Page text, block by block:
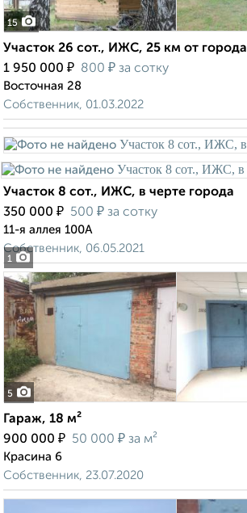
15
Участок 26 сот., ИЖС, 25 км от города
1 950 000 ₽ 800 ₽ за сотку
Восточная 28
Собственник, 01.03.2022
1
Участок 8 сот., ИЖС, в черте города
350 000 ₽ 500 ₽ за сотку
11-я аллея 100А
Собственник, 06.05.2021
5
Гараж, 18 м²
900 000 ₽ 50 000 ₽ за м²
Красина 6
Собственник, 23.07.2020